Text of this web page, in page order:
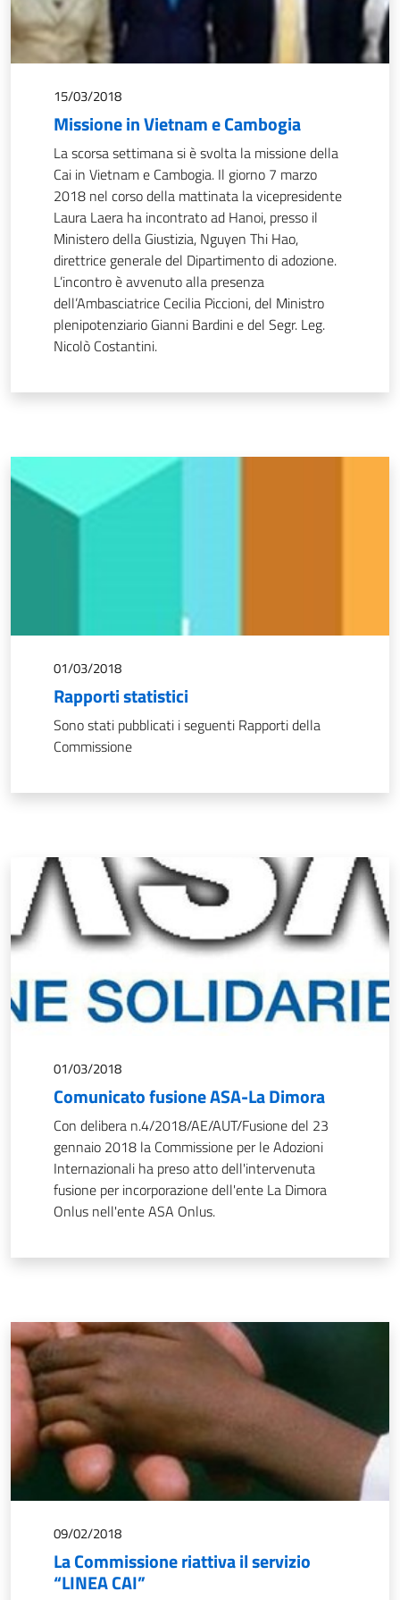
15/03/2018
Missione in Vietnam e Cambogia
La scorsa settimana si è svolta la missione della
Cai in Vietnam e Cambogia. Il giorno 7 marzo
2018 nel corso della mattinata la vicepresidente
Laura Laera ha incontrato ad Hanoi, presso il
Ministero della Giustizia, Nguyen Thi Hao,
direttrice generale del Dipartimento di adozione.
L’incontro è avvenuto alla presenza
dell’Ambasciatrice Cecilia Piccioni, del Ministro
plenipotenziario Gianni Bardini e del Segr. Leg.
Nicolò Costantini.
01/03/2018
Rapporti statistici
Sono stati pubblicati i seguenti Rapporti della
Commissione
01/03/2018
Comunicato fusione ASA-La Dimora
Con delibera n.4/2018/AE/AUT/Fusione del 23
gennaio 2018 la Commissione per le Adozioni
Internazionali ha preso atto dell'intervenuta
fusione per incorporazione dell'ente La Dimora
Onlus nell'ente ASA Onlus.
09/02/2018
La Commissione riattiva il servizio
“LINEA CAI”